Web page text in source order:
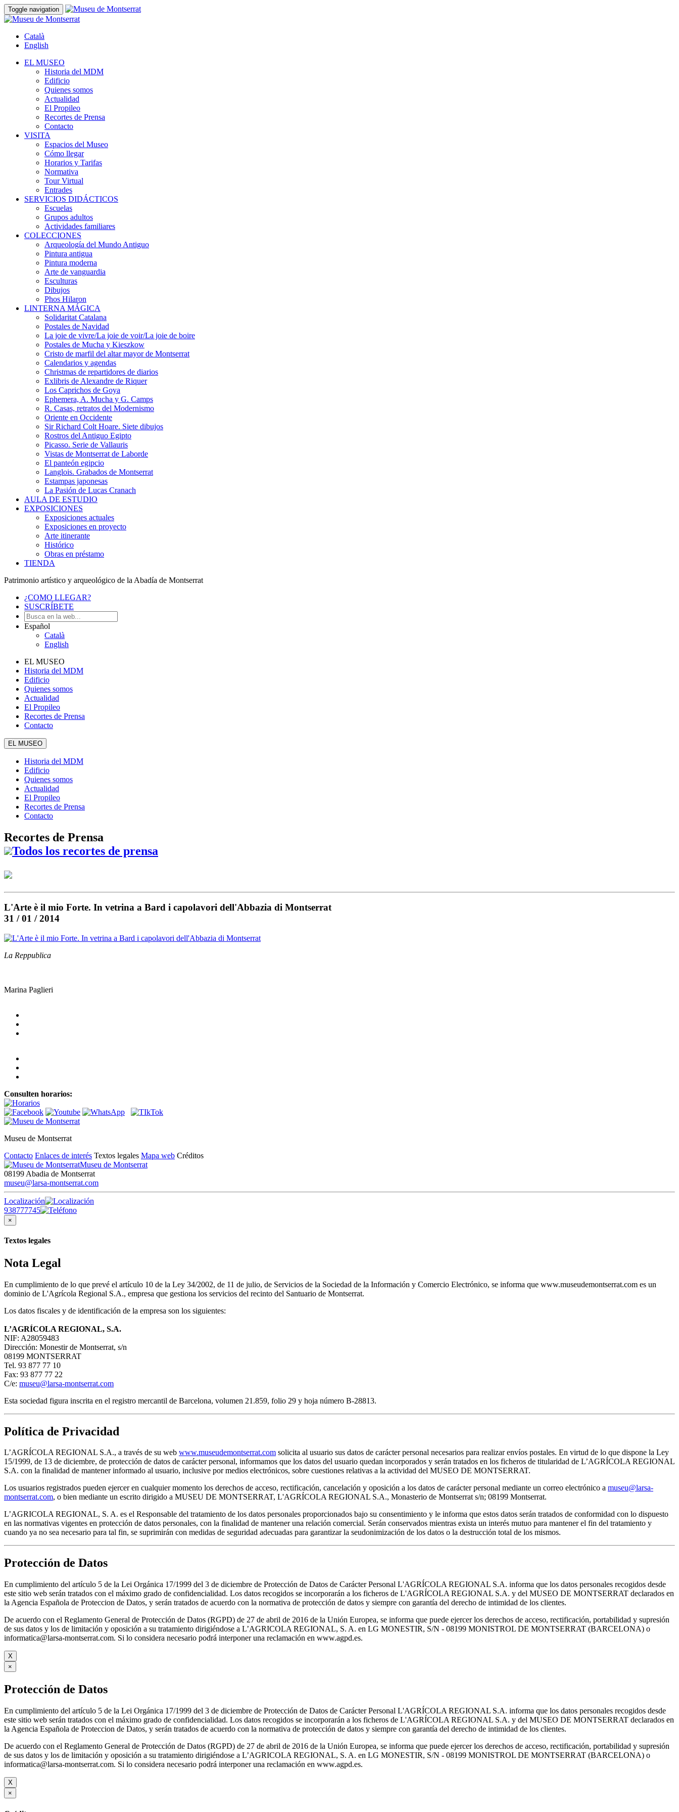
Toggle navigation
Català
English
EL MUSEO
Historia del MDM
Edificio
Quienes somos
Actualidad
El Propileo
Recortes de Prensa
Contacto
VISITA
Espacios del Museo
Cómo llegar
Horarios y Tarifas
Normativa
Tour Virtual
Entrades
SERVICIOS DIDÁCTICOS
Escuelas
Grupos adultos
Actividades familiares
COLECCIONES
Arqueología del Mundo Antiguo
Pintura antigua
Pintura moderna
Arte de vanguardia
Esculturas
Dibujos
Phos Hilaron
LINTERNA MÁGICA
Solidaritat Catalana
Postales de Navidad
La joie de vivre/La joie de voir/La joie de boire
Postales de Mucha y Kieszkow
Cristo de marfil del altar mayor de Montserrat
Calendarios y agendas
Christmas de repartidores de diarios
Exlibris de Alexandre de Riquer
Los Caprichos de Goya
Ephemera, A. Mucha y G. Camps
R. Casas, retratos del Modernismo
Oriente en Occidente
Sir Richard Colt Hoare. Siete dibujos
Rostros del Antiguo Egipto
Picasso. Serie de Vallauris
Vistas de Montserrat de Laborde
El panteón egipcio
Langlois. Grabados de Montserrat
Estampas japonesas
La Pasión de Lucas Cranach
AULA DE ESTUDIO
EXPOSICIONES
Exposiciones actuales
Exposiciones en proyecto
Arte itinerante
Histórico
Obras en préstamo
TIENDA
Patrimonio artístico y arqueológico de la Abadía de Montserrat
¿COMO LLEGAR?
SUSCRÍBETE
Español
Català
English
EL MUSEO
Historia del MDM
Edificio
Quienes somos
Actualidad
El Propileo
Recortes de Prensa
Contacto
EL MUSEO
Historia del MDM
Edificio
Quienes somos
Actualidad
El Propileo
Recortes de Prensa
Contacto
Recortes de Prensa
Todos los recortes de prensa
L'Arte è il mio Forte. In vetrina a Bard i capolavori dell'Abbazia di Montserrat
31 / 01 / 2014
La Reppublica
Marina Paglieri
Consulten horarios:
Museu de Montserrat
Contacto Enlaces de interés Textos legales Mapa web Créditos
Museu de Montserrat
08199 Abadia de Montserrat
museu@larsa-montserrat.com
Localización
938777745
×
Textos legales
Nota Legal
En cumplimiento de lo que prevé el artículo 10 de la Ley 34/2002, de 11 de julio, de Servicios de la Sociedad de la Información y Comercio Electrónico, se informa que www.museudemontserrat.com es un
dominio de L'Agrícola Regional S.A., empresa que gestiona los servicios del recinto del Santuario de Montserrat.
Los datos fiscales y de identificación de la empresa son los siguientes:
L’AGRÍCOLA REGIONAL, S.A.
NIF: A28059483
Dirección: Monestir de Montserrat, s/n
08199 MONTSERRAT
Tel. 93 877 77 10
Fax: 93 877 77 22
C/e: museu@larsa-montserrat.com
Esta sociedad figura inscrita en el registro mercantil de Barcelona, volumen 21.859, folio 29 y hoja número B-28813.
Política de Privacidad
L’AGRÍCOLA REGIONAL S.A., a través de su web www.museudemontserrat.com solicita al usuario sus datos de carácter personal necesarios para realizar envíos postales. En virtud de lo que dispone la Ley
15/1999, de 13 de diciembre, de protección de datos de carácter personal, informamos que los datos del usuario quedan incorporados y serán tratados en los ficheros de titularidad de L’AGRÍCOLA REGIONAL
S.A. con la finalidad de mantener informado al usuario, inclusive por medios electrónicos, sobre cuestiones relativas a la actividad del MUSEO DE MONTSERRAT.
Los usuarios registrados pueden ejercer en cualquier momento los derechos de acceso, rectificación, cancelación y oposición a los datos de carácter personal mediante un correo electrónico a museu@larsa-
montserrat.com, o bien mediante un escrito dirigido a MUSEU DE MONTSERRAT, L'AGRÍCOLA REGIONAL S.A., Monasterio de Montserrat s/n; 08199 Montserrat.
L’AGRICOLA REGIONAL, S. A. es el Responsable del tratamiento de los datos personales proporcionados bajo su consentimiento y le informa que estos datos serán tratados de conformidad con lo dispuesto
en las normativas vigentes en protección de datos personales, con la finalidad de mantener una relación comercial. Serán conservados mientras exista un interés mutuo para mantener el fin del tratamiento y
cuando ya no sea necesario para tal fin, se suprimirán con medidas de seguridad adecuadas para garantizar la seudonimización de los datos o la destrucción total de los mismos.
Protección de Datos
En cumplimiento del artículo 5 de la Lei Orgánica 17/1999 del 3 de diciembre de Protección de Datos de Carácter Personal L'AGRÍCOLA REGIONAL S.A. informa que los datos personales recogidos desde
este sitio web serán tratados con el máximo grado de confidencialidad. Los datos recogidos se incorporarán a los ficheros de L'AGRÍCOLA REGIONAL S.A. y del MUSEO DE MONTSERRAT declarados en
la Agencia Española de Proteccion de Datos, y serán tratados de acuerdo con la normativa de protección de datos y siempre con garantía del derecho de intimidad de los clientes.
De acuerdo con el Reglamento General de Protección de Datos (RGPD) de 27 de abril de 2016 de la Unión Europea, se informa que puede ejercer los derechos de acceso, rectificación, portabilidad y supresión
de sus datos y los de limitación y oposición a su tratamiento dirigiéndose a L’AGRICOLA REGIONAL, S. A. en LG MONESTIR, S/N - 08199 MONISTROL DE MONTSERRAT (BARCELONA) o
informatica@larsa-montserrat.com. Si lo considera necesario podrá interponer una reclamación en www.agpd.es.
X
×
Protección de Datos
En cumplimiento del artículo 5 de la Lei Orgánica 17/1999 del 3 de diciembre de Protección de Datos de Carácter Personal L'AGRÍCOLA REGIONAL S.A. informa que los datos personales recogidos desde
este sitio web serán tratados con el máximo grado de confidencialidad. Los datos recogidos se incorporarán a los ficheros de L'AGRÍCOLA REGIONAL S.A. y del MUSEO DE MONTSERRAT declarados en
la Agencia Española de Proteccion de Datos, y serán tratados de acuerdo con la normativa de protección de datos y siempre con garantía del derecho de intimidad de los clientes.
De acuerdo con el Reglamento General de Protección de Datos (RGPD) de 27 de abril de 2016 de la Unión Europea, se informa que puede ejercer los derechos de acceso, rectificación, portabilidad y supresión
de sus datos y los de limitación y oposición a su tratamiento dirigiéndose a L’AGRICOLA REGIONAL, S. A. en LG MONESTIR, S/N - 08199 MONISTROL DE MONTSERRAT (BARCELONA) o
informatica@larsa-montserrat.com. Si lo considera necesario podrá interponer una reclamación en www.agpd.es.
X
×